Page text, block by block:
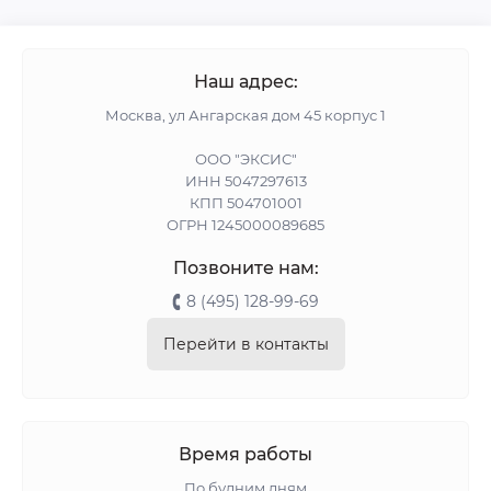
Наш адрес:
Москва, ул Ангарская дом 45 корпус 1
ООО "ЭКСИС"
ИНН 5047297613
КПП 504701001
ОГРН 1245000089685
Позвоните нам:
8 (495) 128-99-69
Перейти в контакты
Время работы